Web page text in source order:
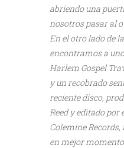
abriendo una
nosotros pasar al
En el otro lado de
encontramos a
Harlem Gospel
y un recobrado
reciente disco,
Reed y editado por
Colemine
en mejor